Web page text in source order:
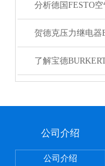
公司介绍
公司介绍